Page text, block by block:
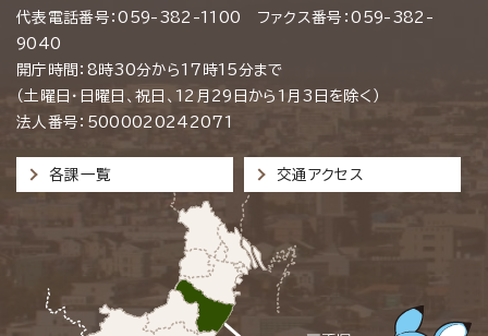
代表電話番号：059-382-1100 ファクス番号：059-382-
9040
開庁時間：8時30分から17時15分まで
（土曜日・日曜日、祝日、12月29日から1月3日を除く）
法人番号：5000020242071
各課一覧 交通アクセス